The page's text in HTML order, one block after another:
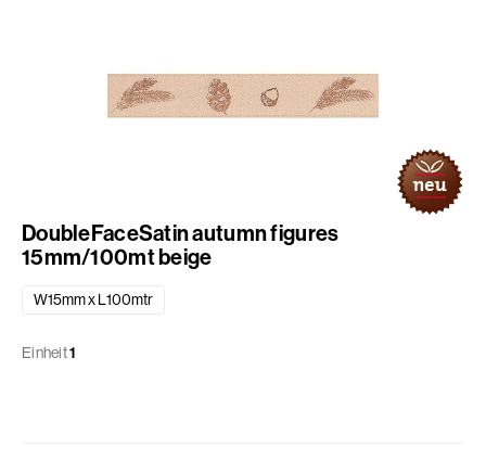
DoubleFaceSatin autumn figures
15mm/100mt beige
W15mm x L100mtr
Einheit1